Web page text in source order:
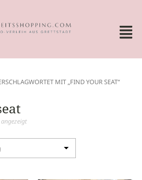
MIT „FIND YOUR SEAT“